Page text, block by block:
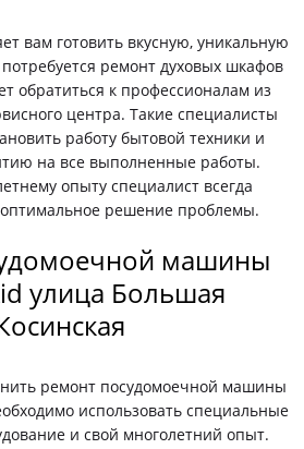
вам готовить вкусную, уникальную
ремонт духовых шкафов
обратиться к профессионалам из
центра. Такие специалисты
работу бытовой техники и
на все выполненные работы.
опыту специалист всегда
оптимальное решение проблемы.
машины
улица Большая
ремонт посудомоечной машины
использовать специальные
и свой многолетний опыт.